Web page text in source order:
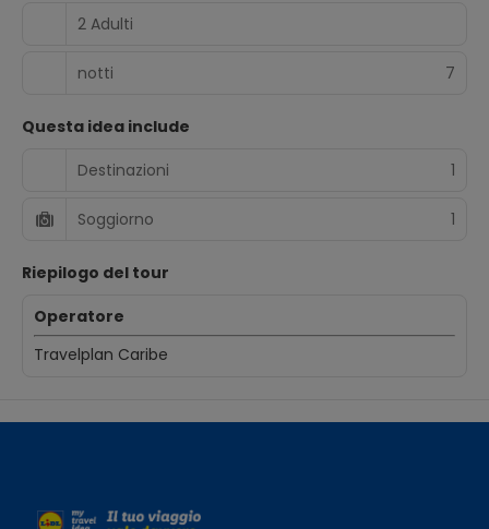
2 Adulti
notti 7
Questa idea include
Destinazioni
1
Soggiorno 1
Riepilogo del tour
Operatore
Travelplan Caribe